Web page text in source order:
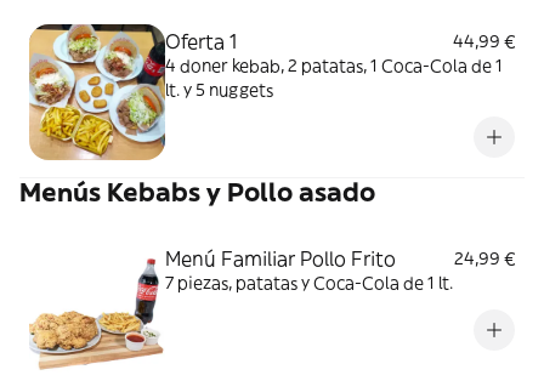
Oferta 1
44,99 €
4 doner kebab, 2 patatas, 1 Coca-Cola de 1
lt. y 5 nuggets
Menús Kebabs y Pollo asado
Menú Familiar Pollo Frito
24,99 €
7 piezas, patatas y Coca-Cola de 1 lt.